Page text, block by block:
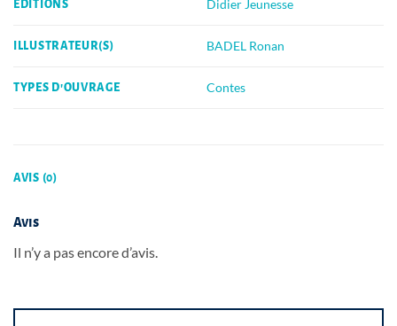
EDITIONS Didier Jeunesse
ILLUSTRATEUR(S) BADEL Ronan
TYPES D'OUVRAGE Contes
AVIS (0)
Avis
Il n’y a pas encore d’avis.